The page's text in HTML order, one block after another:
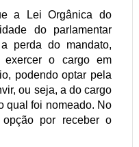
a Lei Orgânica do
do parlamentar
perda do mandato,
exercer o cargo em
podendo optar pela
ou seja, a do cargo
qual foi nomeado. No
por receber o